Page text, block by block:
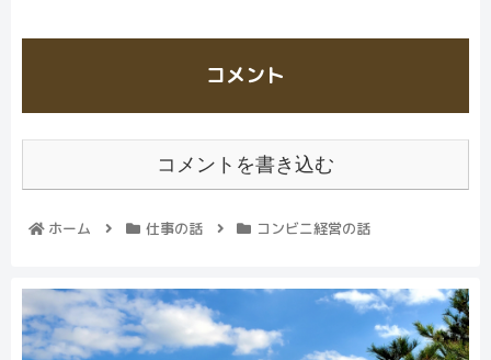
コメント
コメントを書き込む
ホーム 仕事の話 コンビニ経営の話